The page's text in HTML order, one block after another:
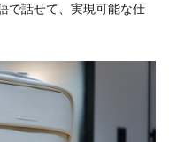
で話せて、実現可能な仕